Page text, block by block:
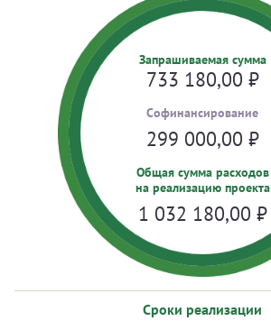
Запрашиваемая сумма
733 180,00 ₽
Cофинансирование
299 000,00 ₽
Общая сумма расходов
на реализацию проекта
1 032 180,00 ₽
Сроки реализации